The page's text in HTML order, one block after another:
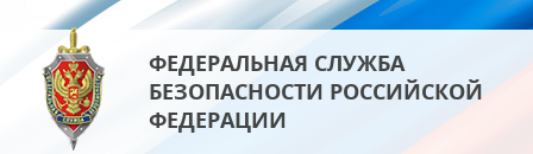
ФЕДЕРАЛЬНАЯ СЛУЖБА
БЕЗОПАСНОСТИ РОССИЙСКОЙ
ФЕДЕРАЦИИ